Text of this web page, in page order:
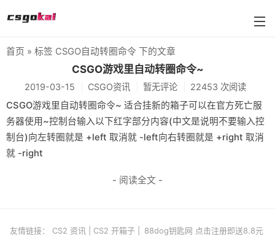
farmskins
88dog
flamecases
88hash-jp
首页 » 标签 CSGO自动转圈命令 下的文章
CSGO游戏里自动转圈命令~
2019-03-15 CSGO资讯 暂无评论 22453 次阅读
CSGO游戏里自动转圈命令~ 适合挂新的箱子可以在官方死亡服
务器使用~控制台输入以下红字部分内容(中文是说明不要输入控
制台)向左转圈就是 +left 取消就 -left向右转圈就是 +right 取消
就 -right
- 阅读全文 -
友情链接： CS2 资讯 CS2 开箱子
88dog钥匙网 点击注册即送8.8元